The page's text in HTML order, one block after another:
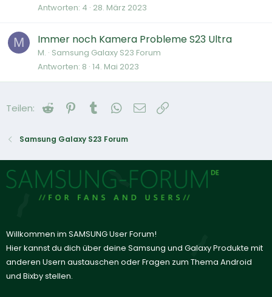
Antworten 4 28. März 2023
M Immer noch Kamera Probleme S23 Ultra
M. Samsung Galaxy S23 Forum
Antworten 8 14. Mai 2023
Teilen: Reddit Pinterest
Tumblr WhatsApp
E-Mail
Samsung Galaxy S23 Forum
Willkommen im SAMSUNG User Forum!
Hier kannst du dich über deine Samsung und Galaxy Produkte mit
anderen Usern austauschen oder Fragen zum Thema Android
und Bixby stellen.